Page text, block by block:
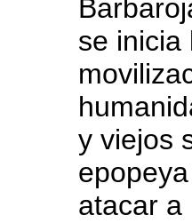
se inicia
y viejos
atacar a